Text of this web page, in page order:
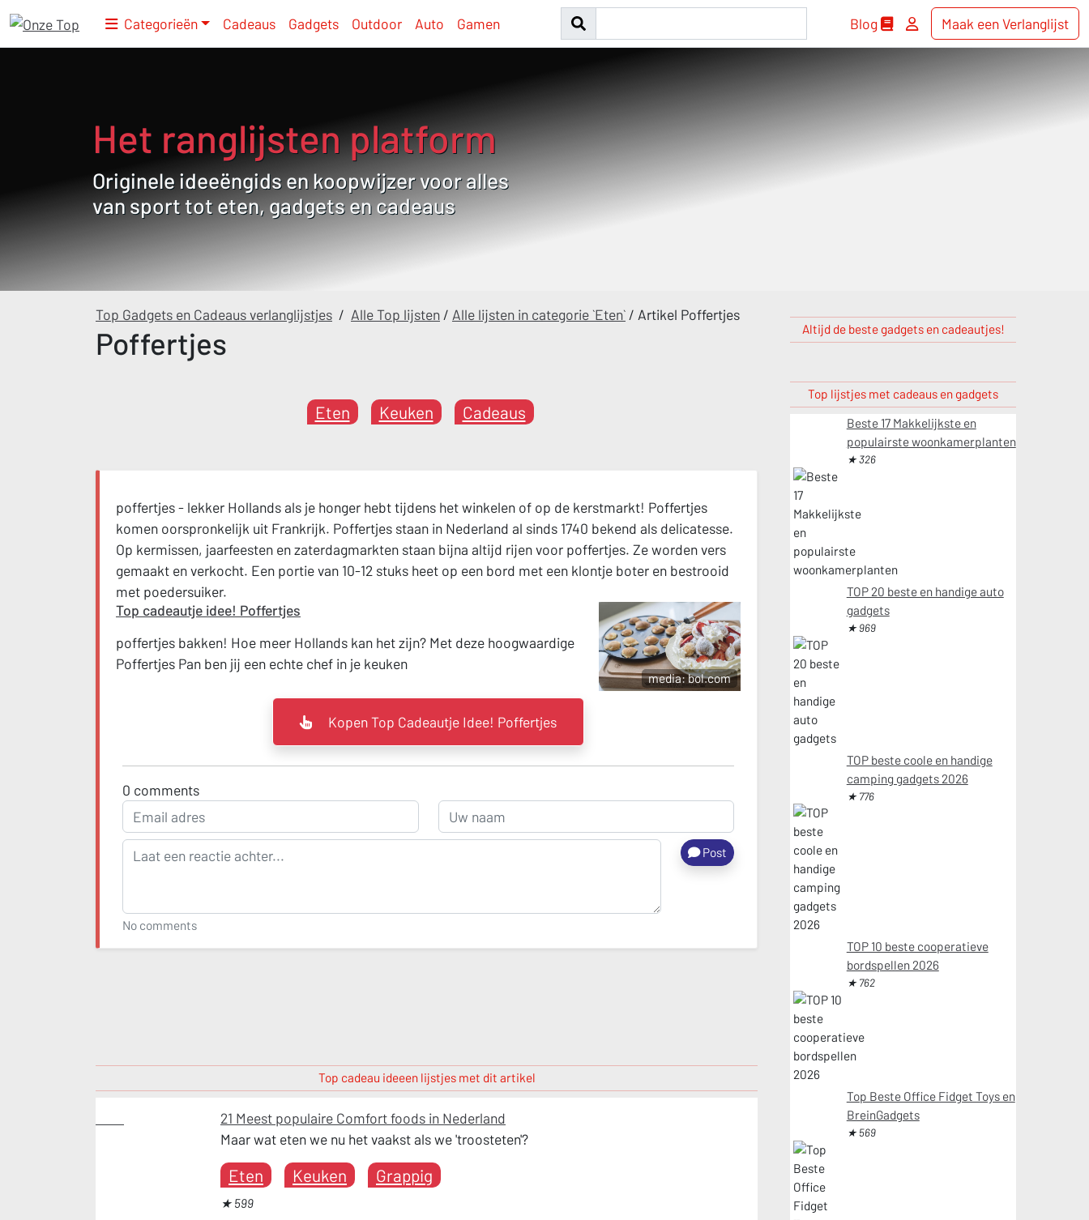
Categorieën Cadeaus Gadgets Outdoor Auto Gamen Blog Maak een Verlanglijst
Het ranglijsten platform
Originele ideeëngids en koopwijzer voor alles
van sport tot eten, gadgets en cadeaus
Top Gadgets en Cadeaus verlanglijstjes / Alle Top lijsten / Alle lijsten in categorie `Eten` / Artikel Poffertjes
Poffertjes
Eten Keuken Cadeaus
poffertjes - lekker Hollands als je honger hebt tijdens het winkelen of op de kerstmarkt! Poffertjes
komen oorspronkelijk uit Frankrijk. Poffertjes staan in Nederland al sinds 1740 bekend als delicatesse.
Op kermissen, jaarfeesten en zaterdagmarkten staan bijna altijd rijen voor poffertjes. Ze worden vers
gemaakt en verkocht. Een portie van 10-12 stuks heet op een bord met een klontje boter en bestrooid
met poedersuiker.
Top cadeautje idee! Poffertjes
poffertjes bakken! Hoe meer Hollands kan het zijn? Met deze hoogwaardige
Poffertjes Pan ben jij een echte chef in je keuken
media: bol.com
Kopen Top Cadeautje Idee! Poffertjes
0 comments
Post
No comments
Top cadeau ideeen lijstjes met dit artikel
21 Meest populaire Comfort foods in Nederland
Maar wat eten we nu het vaakst als we 'troosteten'?
Eten Keuken Grappig
★ 599
Altijd de beste gadgets en cadeautjes!
Top lijstjes met cadeaus en gadgets
Beste 17 Makkelijkste en
populairste woonkamerplanten
★ 326
TOP 20 beste en handige auto
gadgets
★ 969
TOP beste coole en handige
camping gadgets 2026
★ 776
TOP 10 beste cooperatieve
bordspellen 2026
★ 762
Top Beste Office Fidget Toys en
BreinGadgets
★ 569